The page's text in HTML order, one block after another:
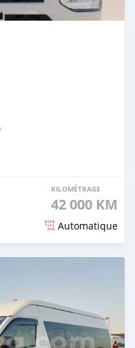
KILOMÉTRAGE
42 000 KM
Automatique